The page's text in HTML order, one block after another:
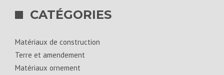
CATÉGORIES
Matériaux de construction
Terre et amendement
Matériaux ornement